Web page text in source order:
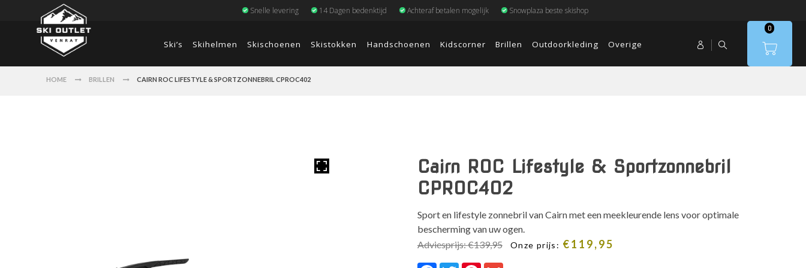
Snelle levering 14 Dagen bedenktijd Achteraf betalen mogelijk Snowplaza beste skishop
Ski’s Skihelmen Skischoenen Skistokken Handschoenen Kidscorner Brillen Outdoorkleding Overige
0
HOME BRILLEN CAIRN ROC LIFESTYLE & SPORTZONNEBRIL CPROC402
Cairn ROC Lifestyle & Sportzonnebril
CPROC402
Sport en lifestyle zonnebril van Cairn met een meekleurende lens voor optimale
bescherming van uw ogen.
Adviesprijs:€139,95
Oorspronkelijke
Onze prijs: €119,95